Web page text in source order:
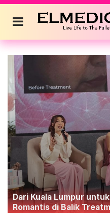
Dari Kuala Lumpur
Romantis di Balik